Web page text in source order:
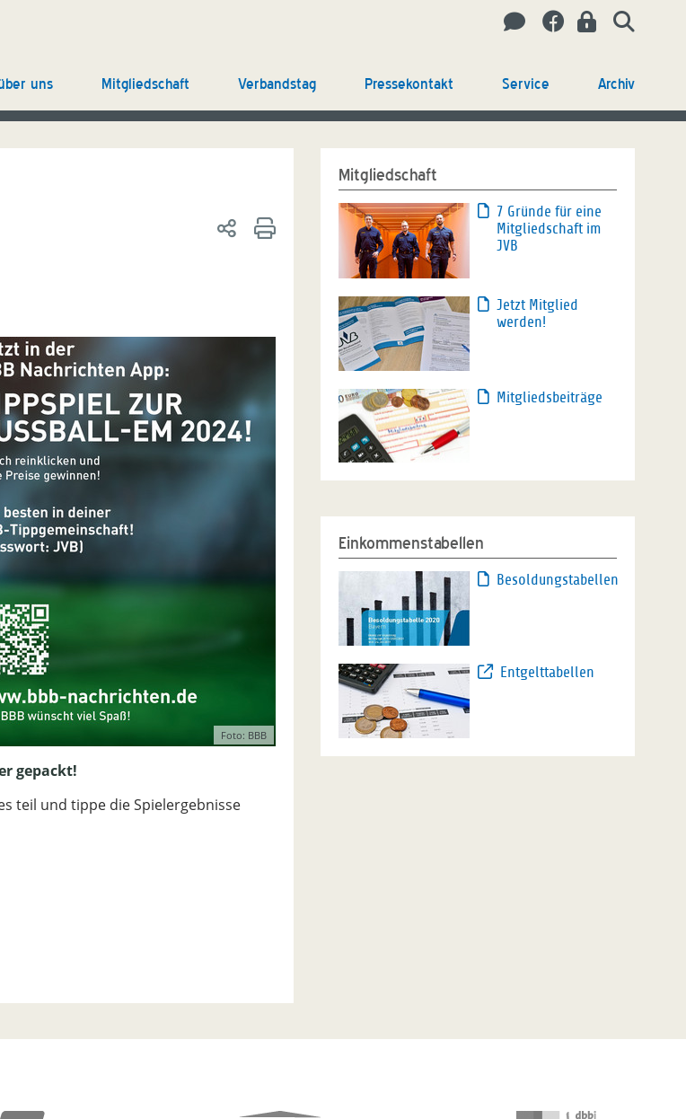
uns Mitgliedschaft Verbandstag Pressekontakt Service Archiv
Foto: BBB
gepackt!
teil und tippe die Spielergebnisse
Mitgliedschaft
7 Gründe für eine
Mitgliedschaft im
JVB
Jetzt Mitglied
werden!
Mitgliedsbeiträge
Einkommenstabellen
Besoldungstabellen
Entgelttabellen